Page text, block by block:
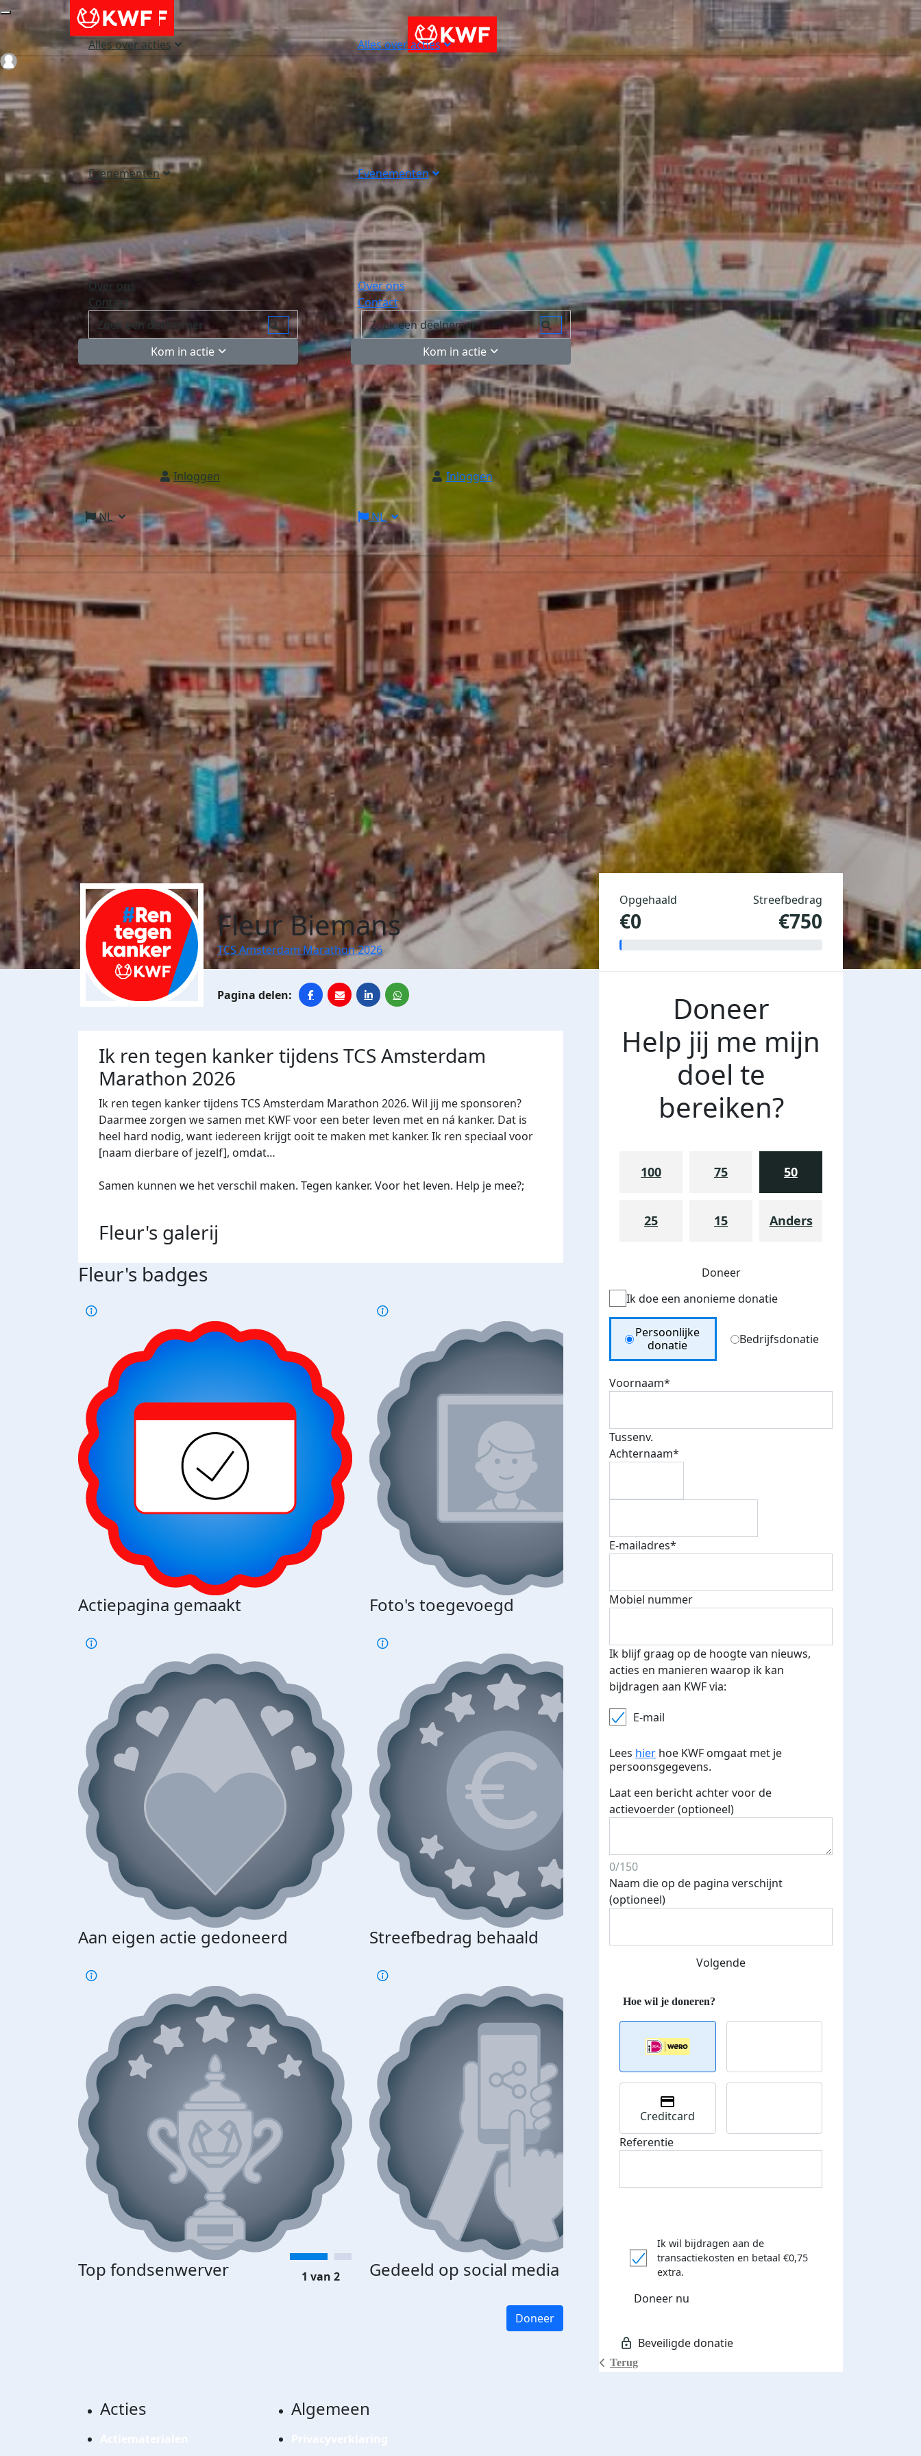
Alles over acties
Evenementen
Over ons
Contact
Kom in actie
Inloggen
NL
Alles over acties
Evenementen
Over ons
Contact
Kom in actie
Inloggen
NL
Login
Fleur Biemans
TCS Amsterdam Marathon 2026
Ik ren tegen kanker tijdens TCS Amsterdam
Marathon 2026
Ik ren tegen kanker tijdens TCS Amsterdam Marathon 2026. Wil jij me sponsoren?
Daarmee zorgen we samen met KWF voor een beter leven met en ná kanker. Dat is
heel hard nodig, want iedereen krijgt ooit te maken met kanker. Ik ren speciaal voor
[naam dierbare of jezelf], omdat…
Samen kunnen we het verschil maken. Tegen kanker. Voor het leven. Help je mee?;
Fleur's galerij
Fleur's badges
Actiepagina gemaakt Foto's toegevoegd E-mails verstuurd
Aan eigen actie gedoneerd Streefbedrag behaald
Top fondsenwerver Gedeeld op social media Donateurs bedankt
€500 euro opgehaald: t-shirt
1 van 2
Doneer
Opgehaald
€0
Streefbedrag
€750
Doneer
Help jij me mijn
doel te
bereiken?
100 75 50
25 15 Anders
Doneer
Ik doe een anonieme donatie
Donation Type
Persoonlijke
donatie
Bedrijfsdonatie
Voornaam*
Tussenv.
Achternaam*
E-mailadres*
Mobiel nummer
Ik blijf graag op de hoogte van nieuws,
acties en manieren waarop ik kan
bijdragen aan KWF via:
E-mail
Lees hier hoe KWF omgaat met je
persoonsgegevens.
Laat een bericht achter voor de
actievoerder (optioneel)
0/150
Naam die op de pagina verschijnt
(optioneel)
Volgende
Terug
Creditcard
Referentie
Ik wil bijdragen aan de
transactiekosten en betaal €0,75
extra.
Doneer nu
Acties Algemeen